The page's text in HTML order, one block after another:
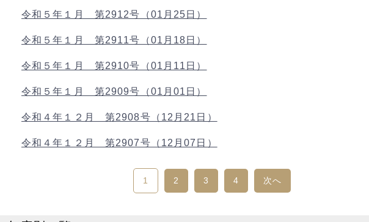
令和５年１月 第2912号（01月25日）
令和５年１月 第2911号（01月18日）
令和５年１月 第2910号（01月11日）
令和５年１月 第2909号（01月01日）
令和４年１２月 第2908号（12月21日）
令和４年１２月 第2907号（12月07日）
1 2 3 4 次へ